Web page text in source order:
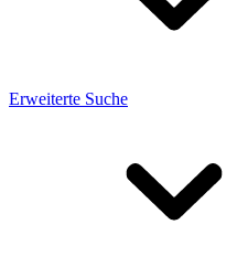
Erweiterte Suche